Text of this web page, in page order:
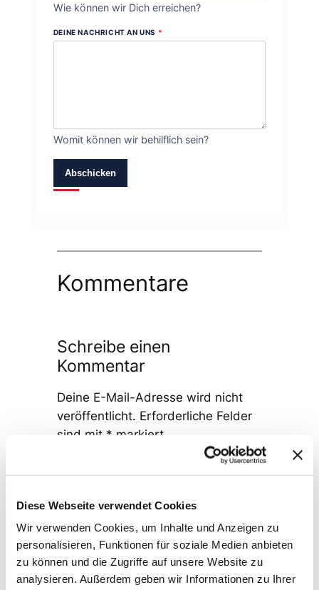
Diese Webseite verwendet Cookies
Wir verwenden Cookies, um Inhalte und Anzeigen zu
personalisieren, Funktionen für soziale Medien anbieten
zu können und die Zugriffe auf unsere Website zu
analysieren. Außerdem geben wir Informationen zu Ihrer
Wie können wir Dich erreichen?
DEINE NACHRICHT AN UNS *
Womit können wir behilflich sein?
Abschicken
Kommentare
Schreibe einen
Kommentar
Deine E-Mail-Adresse wird nicht
veröffentlicht. Erforderliche Felder
sind mit * markiert
Name*